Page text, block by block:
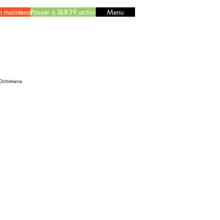
maintenantPasser à l&#39;action Menu